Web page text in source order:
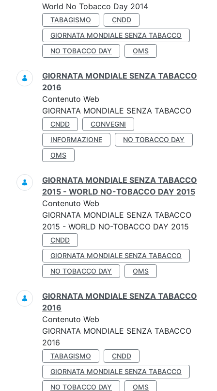
World No Tobacco Day 2014
TABAGISMO
CNDD
GIORNATA MONDIALE SENZA TABACCO
NO TOBACCO DAY
OMS
GIORNATA MONDIALE SENZA TABACCO
2016
Contenuto Web
GIORNATA MONDIALE SENZA TABACCO
CNDD
CONVEGNI
INFORMAZIONE
NO TOBACCO DAY
OMS
GIORNATA MONDIALE SENZA TABACCO
2015 - WORLD NO-TOBACCO DAY 2015
Contenuto Web
GIORNATA MONDIALE SENZA TABACCO
2015 - WORLD NO-TOBACCO DAY 2015
CNDD
GIORNATA MONDIALE SENZA TABACCO
NO TOBACCO DAY
OMS
GIORNATA MONDIALE SENZA TABACCO
2016
Contenuto Web
GIORNATA MONDIALE SENZA TABACCO
2016
TABAGISMO
CNDD
GIORNATA MONDIALE SENZA TABACCO
NO TOBACCO DAY
OMS